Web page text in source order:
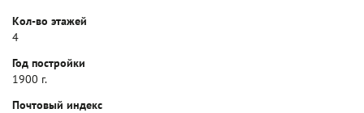
Кол-во этажей
4
Год постройки
1900 г.
Почтовый индекс